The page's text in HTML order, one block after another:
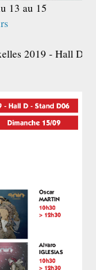
13 au 15
2019 - Hall D